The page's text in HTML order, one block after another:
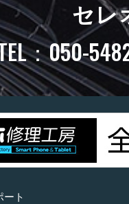
セレ
：050-
ート